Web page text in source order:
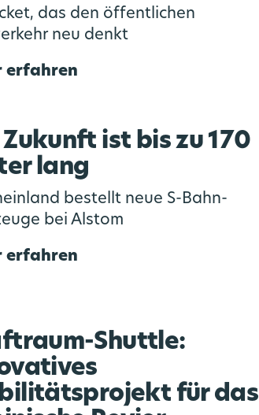
das den öffentlichen
neu denkt
erfahren
Zukunft ist bis zu 170
lang
bestellt neue S-Bahn-
bei Alstom
erfahren
Shuttle:
für das